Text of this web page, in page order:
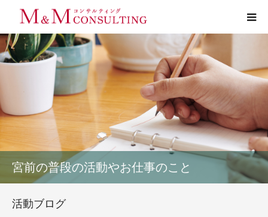
宮前の普段の活動やお仕事のこと
活動ブログ
プロフィール
サービス
お客様の声
実績